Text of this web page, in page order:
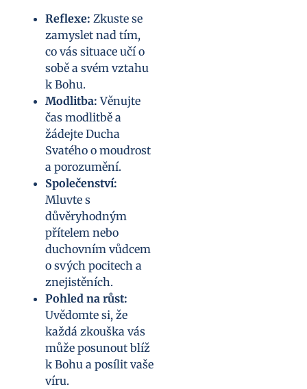
Reflexe: Zkuste se
zamyslet nad tím,
co vás situace učí o
sobě a svém vztahu
k Bohu.
Modlitba: Věnujte
čas modlitbě a
žádejte Ducha
Svatého o moudrost
a porozumění.
Společenství:
Mluvte s
důvěryhodným
přítelem nebo
duchovním vůdcem
o svých pocitech a
znejistěních.
Pohled na růst:
Uvědomte si, že
každá zkouška vás
může posunout blíž
k Bohu a posílit vaše
víru.